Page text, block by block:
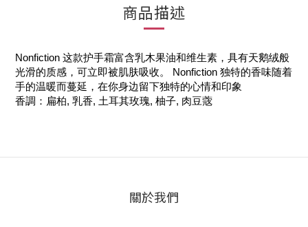
商品描述
Nonfiction 这款护手霜富含乳木果油和维生素，具有天鹅绒般
光滑的质感，可立即被肌肤吸收。 Nonfiction 独特的香味随着
手的温暖而蔓延，在你身边留下独特的心情和印象
香調：扁柏, 乳香, 土耳其玫瑰, 柚子, 肉豆蔲
關於我們